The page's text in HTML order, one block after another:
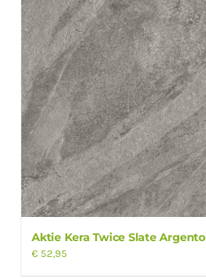
Aktie Kera Twice Slate Argento
€ 52,95